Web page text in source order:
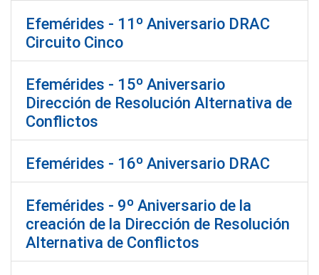
Efemérides - 11º Aniversario DRAC
Circuito Cinco
Efemérides - 15º Aniversario
Dirección de Resolución Alternativa de
Conflictos
Efemérides - 16º Aniversario DRAC
Efemérides - 9º Aniversario de la
creación de la Dirección de Resolución
Alternativa de Conflictos